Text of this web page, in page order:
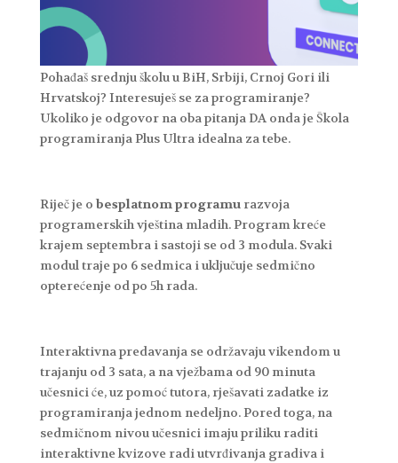
Pohađaš srednju školu u BiH, Srbiji, Crnoj Gori ili
Hrvatskoj? Interesuješ se za programiranje?
Ukoliko je odgovor na oba pitanja DA onda je Škola
programiranja Plus Ultra idealna za tebe.
Riječ je o besplatnom programurazvoja
programerskih vještina mladih. Program kreće
krajem septembra i sastoji se od 3 modula. Svaki
modul traje po 6 sedmica i uključuje sedmično
opterećenje od po 5h rada.
Interaktivna predavanja se održavaju vikendom u
trajanju od 3 sata, a na vježbama od 90 minuta
učesnici će, uz pomoć tutora, rješavati zadatke iz
programiranja jednom nedeljno. Pored toga, na
sedmičnom nivou učesnici imaju priliku raditi
interaktivne kvizove radi utvrđivanja gradiva i